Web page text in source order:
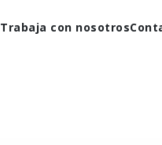
Trabaja con nosotros